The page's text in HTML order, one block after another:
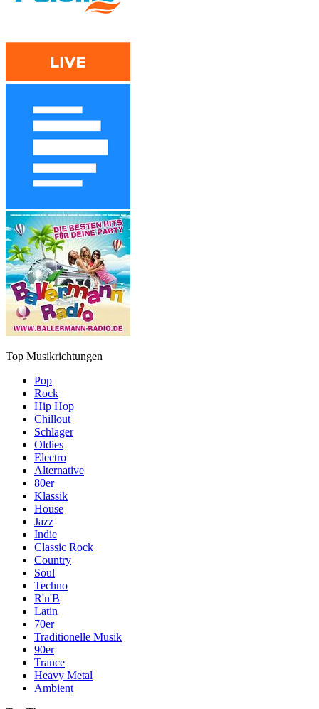
Top Musikrichtungen
Pop
Rock
Hip Hop
Chillout
Schlager
Oldies
Electro
Alternative
80er
Klassik
House
Jazz
Indie
Classic Rock
Country
Soul
Techno
R'n'B
Latin
70er
Traditionelle Musik
90er
Trance
Heavy Metal
Ambient